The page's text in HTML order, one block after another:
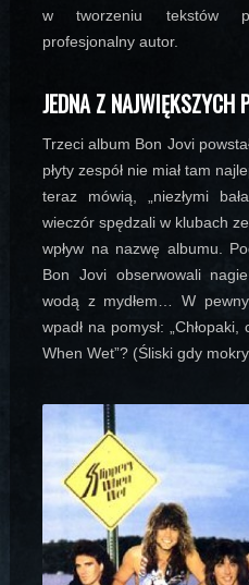
w tworzeniu tekstów
profesjonalny autor.
JEDNA Z
Trzeci album Bon Jovi
płyty zespół nie miał tam
teraz mówią, „niezłymi
wieczór spędzali w klubach
wpływ na nazwę albumu.
Bon Jovi obserwowali
wodą z mydłem… W
wpadł na pomysł:
When Wet”? (Śliski gdy